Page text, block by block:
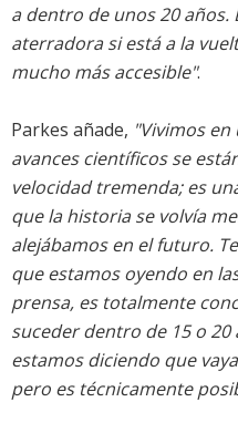
a dentro de unos 20 años.
aterradora si está a la
mucho más accesible".
Parkes añade, "Vivimos
avances científicos se
velocidad tremenda; es
que la historia se volvía
alejábamos en el futuro.
que estamos oyendo en
prensa, es totalmente
suceder dentro de 15 o
estamos diciendo que
pero es técnicamente